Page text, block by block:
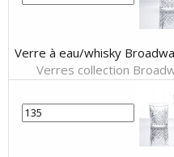
Verre à eau/whisky
Verres collection